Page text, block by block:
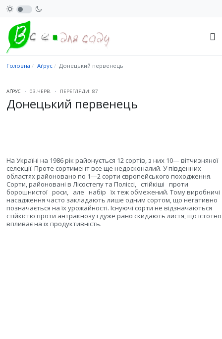
Головна Аґрус Донецький первенець
АҐРУС 03.ЧЕРВ. ПЕРЕГЛЯДИ: 87
Донецький первенець
На Україні на 1986 рік районується 12 сортів, з них 10— вітчизняної
селекції. Проте сортимент все ще недосконалий. У південних
областях районовано по 1—2 сорти європейського походження.
Сорти, районовані в Лісостепу та Поліссі, стійкіші проти
борошнистої роси, але набір їх теж обмежений. Тому виробничі
насадження часто закладають лише одним сортом, що негативно
позначається на їх урожайності. Існуючі сорти не відзначаються
стійкістю проти антракнозу і дуже рано скидають листя, що істотно
впливає на їх продуктивність.